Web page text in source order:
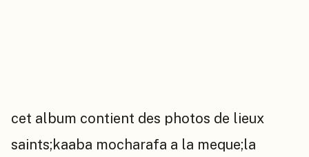
cet album contient des photos de lieux
saints;kaaba mocharafa a la meque;la